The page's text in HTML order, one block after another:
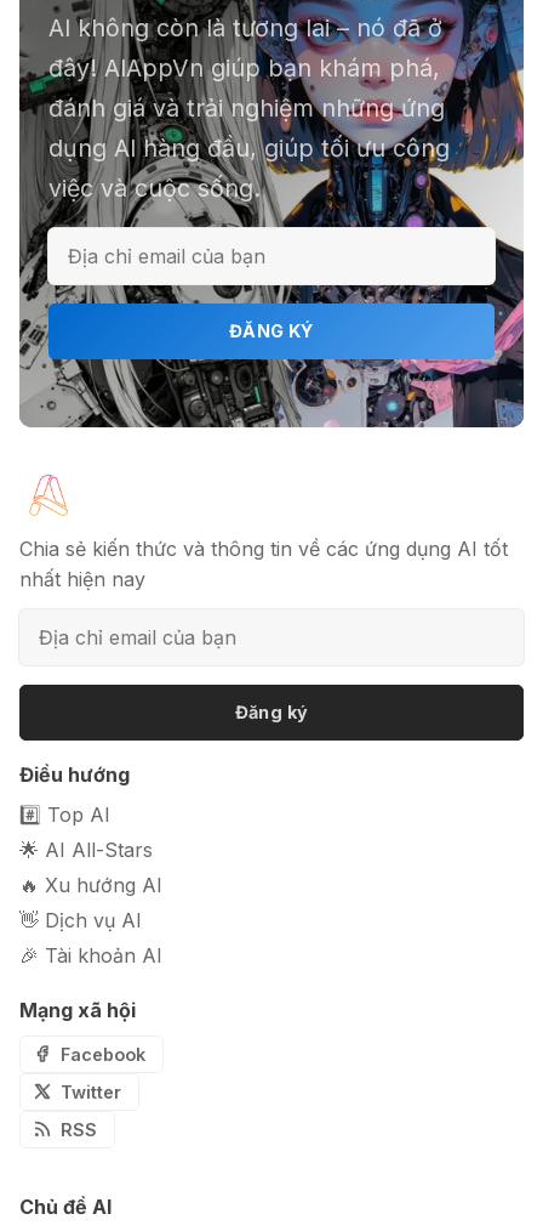
📕 Kimi AI - Ứng dụng tóm tắt hàng
chục file dữ liệu
ℹ️ Napkin AI - Biến văn bản thành
infographic
🎗️ Logomaster.ai: Thiết kế logo
chuyên nghiệp trong 5 phút
ảnh sản phẩm chuyên nghiệp
AI không còn là tương lai – nó đã ở
đây! AIAppVn giúp bạn khám phá,
đánh giá và trải nghiệm những ứng
dụng AI hàng đầu, giúp tối ưu công
việc và cuộc sống.
ĐĂNG KÝ
Chia sẻ kiến thức và thông tin về các ứng dụng AI tốt
nhất hiện nay
Đăng ký
Điều hướng
#️⃣ Top AI
🌟 AI All-Stars
🔥 Xu hướng AI
👋 Dịch vụ AI
🎉 Tài khoản AI
Mạng xã hội
Facebook
Twitter
RSS
Chủ đề AI